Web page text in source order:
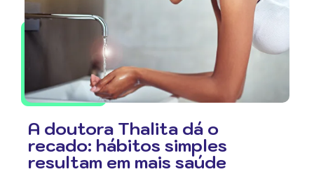
A doutora Thalita dá o
recado: hábitos simples
resultam em mais saúde